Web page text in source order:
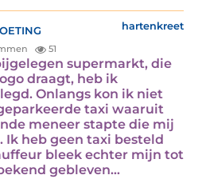
hartenkreet
51
supermarkt, die
draagt, heb ik
Onlangs kon ik niet
taxi waaruit
meneer stapte die mij
heb geen taxi besteld
bleek echter mijn tot
gebleven…